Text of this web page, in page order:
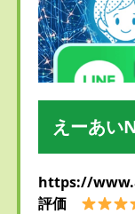
えーあい
https://
評価